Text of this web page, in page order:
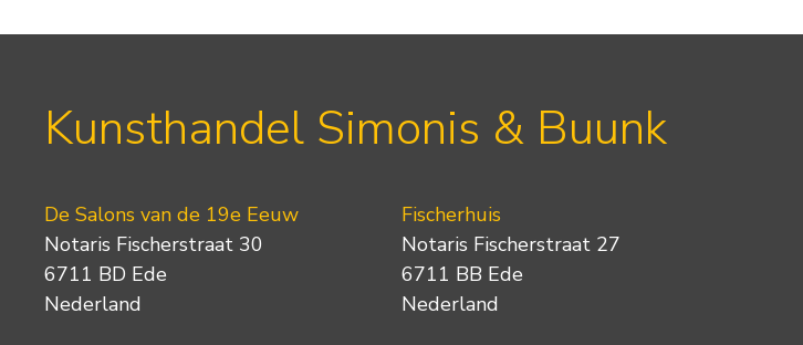
Kunsthandel Simonis & Buunk
De Salons van de 19e Eeuw
Notaris Fischerstraat 30
6711 BD Ede
Nederland
Fischerhuis
Notaris Fischerstraat 27
6711 BB Ede
Nederland